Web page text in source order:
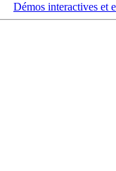
Démos interactives et